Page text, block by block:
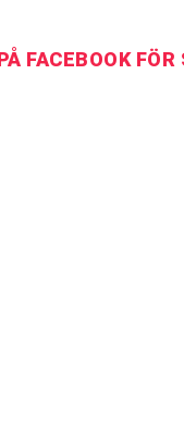
FACEBOOK